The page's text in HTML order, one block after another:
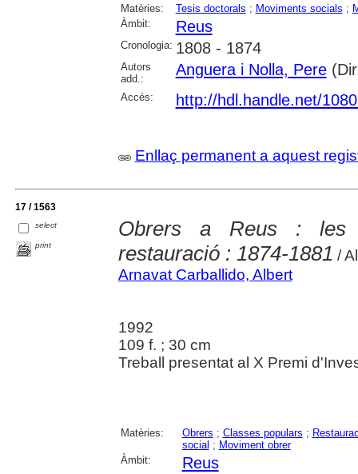
Matèries: Tesis doctorals ; Moviments socials ;
Àmbit:
Reus
Cronologia: 1808 - 1874
Autors
add.:
Anguera i Nolla, Pere
Accés: http://hdl.handle.net/
Enllaç permanent a aquest
17 / 1563
select
print
Obrers a Reus : les
restauració : 1874-1881 /
Arnavat Carballido, Albert
1992
109 f. ; 30 cm
Treball presentat al X Premi
Matèries: Obrers ; Classes populars ;
social ; Moviment obrer
Àmbit:
Reus